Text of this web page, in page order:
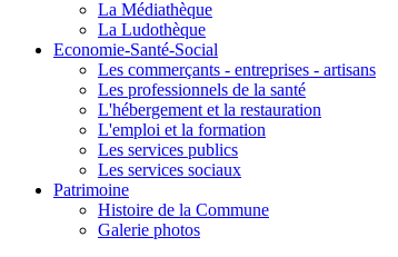
La Médiathèque
La Ludothèque
Economie-Santé-Social
Les commerçants - entreprises - artisans
Les professionnels de la santé
L'hébergement et la restauration
L'emploi et la formation
Les services publics
Les services sociaux
Patrimoine
Histoire de la Commune
Galerie photos